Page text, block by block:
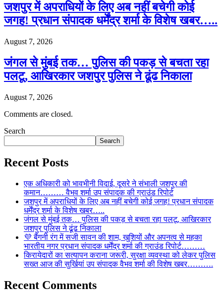
जशपुर में अपराधियों के लिए अब नहीं बचेगी कोई
जगह! प्रधान संपादक धर्मेंद्र शर्मा के विशेष खबर…..
August 7, 2026
जंगल से मुंबई तक… पुलिस की पकड़ से बचता रहा
पलटू, आखिरकार जशपुर पुलिस ने ढूंढ निकाला
August 7, 2026
Comments are closed.
Search
Search
Recent Posts
एक अधिकारी को भावभीनी विदाई, दूसरे ने संभाली जशपुर की
कमान……… वैभव शर्मा उप संपादक की ग्राउंड रिपोर्ट
जशपुर में अपराधियों के लिए अब नहीं बचेगी कोई जगह! प्रधान संपादक
धर्मेंद्र शर्मा के विशेष खबर…..
जंगल से मुंबई तक… पुलिस की पकड़ से बचता रहा पलटू, आखिरकार
जशपुर पुलिस ने ढूंढ निकाला
💜 बैंगनी रंग में सजी सावन की शाम, खुशियों और अपनत्व से महका
भारतीय नगर प्रधान संपादक धर्मेंद्र शर्मा की ग्राउंड रिपोर्ट………
किरायेदारों का सत्यापन कराना जरूरी, सुरक्षा व्यवस्था को लेकर पुलिस
सख्त आज की सुर्खियां उप संपादक वैभव शर्मा की विशेष खबर……….
Recent Comments